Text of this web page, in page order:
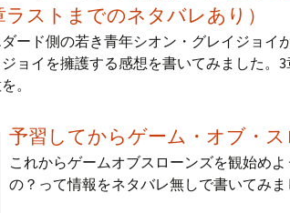
ラストまでのネタバレあり）
ード側の若き青年シオン・グレイジョイ
ョイを擁護する感想を書いてみました。
。
予習してからゲーム・オブ・
これからゲームオブスローンズを観始め
の？って情報をネタバレ無しで書いてみま